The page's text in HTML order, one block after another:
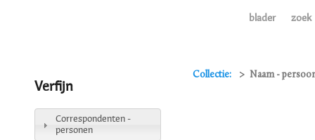
blader zoek
Collectie: Naam -
Verfijn
Correspondenten -
personen